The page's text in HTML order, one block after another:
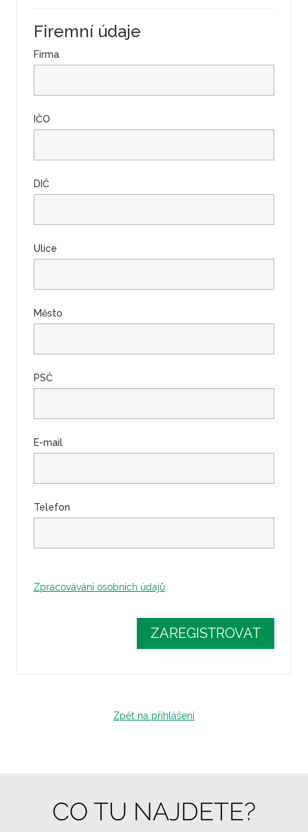
Firemní údaje
Firma
IČO
DIČ
Ulice
Město
PSČ
E-mail
Telefon
Zpracovávání osobních údajů
ZAREGISTROVAT
Zpět na přihlášení
CO TU NAJDETE?